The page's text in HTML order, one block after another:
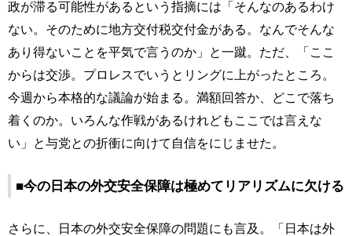
政が滞る可能性があるという指摘には「そんなのあるわけ
ない。そのために地方交付税交付金がある。なんでそんな
あり得ないことを平気で言うのか」と一蹴。ただ、「ここ
からは交渉。プロレスでいうとリングに上がったところ。
今週から本格的な議論が始まる。満額回答か、どこで落ち
着くのか。いろんな作戦があるけれどもここでは言えな
い」と与党との折衝に向けて自信をにじませた。
■今の日本の外交安全保障は極めてリアリズムに欠ける
さらに、日本の外交安全保障の問題にも言及。「日本は外